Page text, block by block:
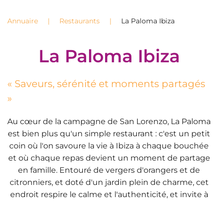
Annuaire Restaurants La Paloma Ibiza
La Paloma Ibiza
« Saveurs, sérénité et moments partagés
»
Au cœur de la campagne de San Lorenzo, La Paloma
est bien plus qu'un simple restaurant : c'est un petit
coin où l'on savoure la vie à Ibiza à chaque bouchée
et où chaque repas devient un moment de partage
en famille. Entouré de vergers d'orangers et de
citronniers, et doté d'un jardin plein de charme, cet
endroit respire le calme et l'authenticité, et invite à